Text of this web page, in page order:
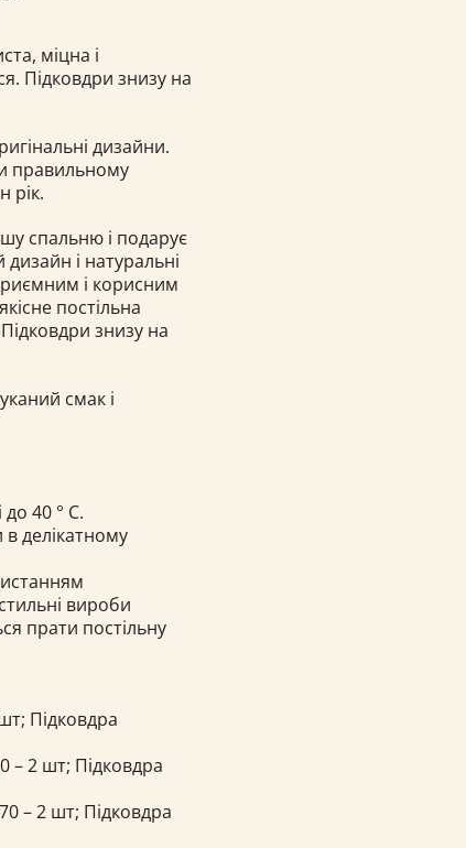
міцна і
Підковдри знизу на
дизайни.
правильному
рік.
спальню і подарує
і натуральні
і корисним
постільна
знизу на
смак і
40 ° C.
делікатному
вироби
прати постільну
Підковдра
– 2 шт; Підковдра
– 2 шт; Підковдра